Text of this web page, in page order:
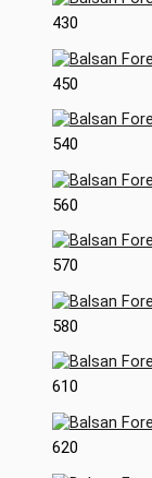
430
450
540
560
570
580
610
620